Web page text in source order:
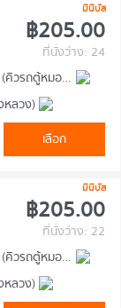
มินิบัส
฿205.00
ที่นั่งว่าง: 24
สถานีเดินรถโดยสารขนาดเล็ก จตุจักร (คิวรถตู้หมอชิต 2)
หลวง)
เลือก
มินิบัส
฿205.00
ที่นั่งว่าง: 22
สถานีเดินรถโดยสารขนาดเล็ก จตุจักร (คิวรถตู้หมอชิต 2)
หลวง)